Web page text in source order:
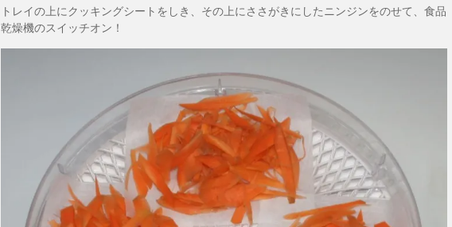
トレイの上にクッキングシートをしき、その上にささがきにしたニンジンをのせて、食品
乾燥機のスイッチオン！